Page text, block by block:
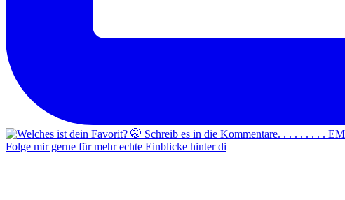
Folge mir gerne für mehr echte Einblicke hinter di